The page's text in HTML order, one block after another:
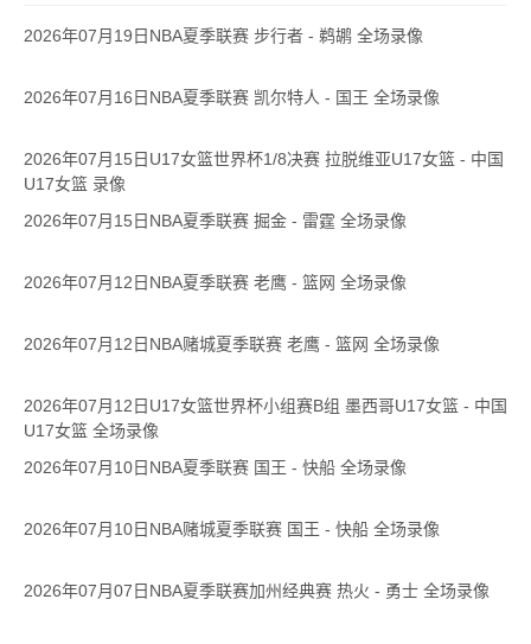
2026年07月19日NBA夏季联赛 步行者 - 鹈鹕 全场录像
2026年07月16日NBA夏季联赛 凯尔特人 - 国王 全场录像
2026年07月15日U17女篮世界杯1/8决赛 拉脱维亚U17女篮 - 中国
U17女篮 录像
2026年07月15日NBA夏季联赛 掘金 - 雷霆 全场录像
2026年07月12日NBA夏季联赛 老鹰 - 篮网 全场录像
2026年07月12日NBA赌城夏季联赛 老鹰 - 篮网 全场录像
2026年07月12日U17女篮世界杯小组赛B组 墨西哥U17女篮 - 中国
U17女篮 全场录像
2026年07月10日NBA夏季联赛 国王 - 快船 全场录像
2026年07月10日NBA赌城夏季联赛 国王 - 快船 全场录像
2026年07月07日NBA夏季联赛加州经典赛 热火 - 勇士 全场录像